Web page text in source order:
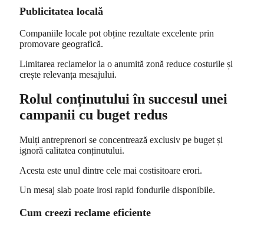
Publicitatea locală
Companiile locale pot obține rezultate excelente prin
promovare geografică.
Limitarea reclamelor la o anumită zonă reduce costurile și
crește relevanța mesajului.
Rolul conținutului în succesul unei
campanii cu buget redus
Mulți antreprenori se concentrează exclusiv pe buget și
ignoră calitatea conținutului.
Acesta este unul dintre cele mai costisitoare erori.
Un mesaj slab poate irosi rapid fondurile disponibile.
Cum creezi reclame eficiente